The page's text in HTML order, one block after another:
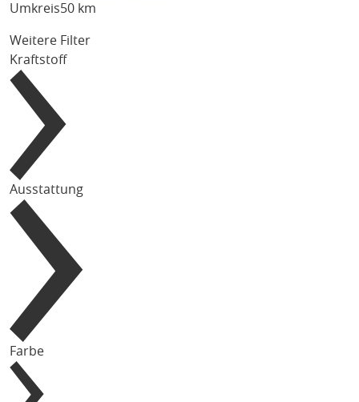
Umkreis50 km
Weitere Filter
Kraftstoff
Ausstattung
Farbe